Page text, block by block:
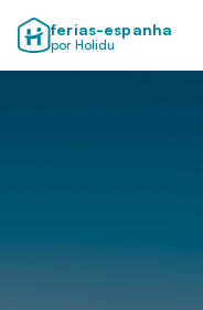
ferias-espanha
por Holidu